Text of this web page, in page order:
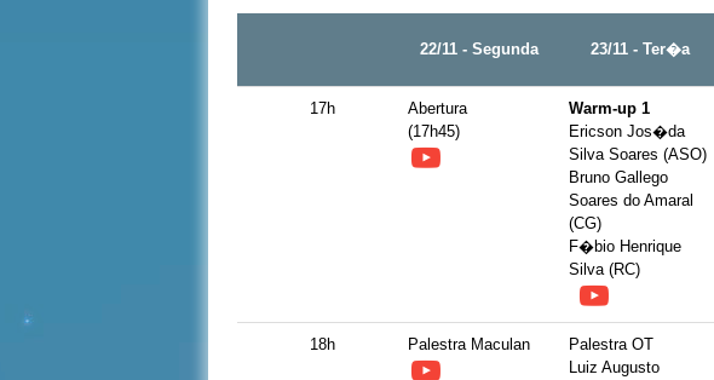
22/11 - Segunda 23/11 - Ter�a
17h
Abertura
(17h45)
Warm-up 1
Ericson Jos�da
Silva Soares (ASO)
Bruno Gallego
Soares do Amaral
(CG)
F�bio Henrique
Silva (RC)
18h Palestra Maculan
Palestra OT
Luiz Augusto